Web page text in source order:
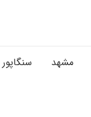
مشهد سنگاپور